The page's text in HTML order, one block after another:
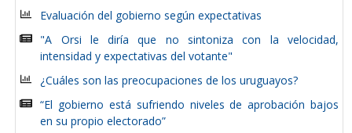
Evaluación del gobierno según expectativas
"A Orsi le diría que no sintoniza con la velocidad,
intensidad y expectativas del votante"
¿Cuáles son las preocupaciones de los uruguayos?
“El gobierno está sufriendo niveles de aprobación bajos
en su propio electorado”